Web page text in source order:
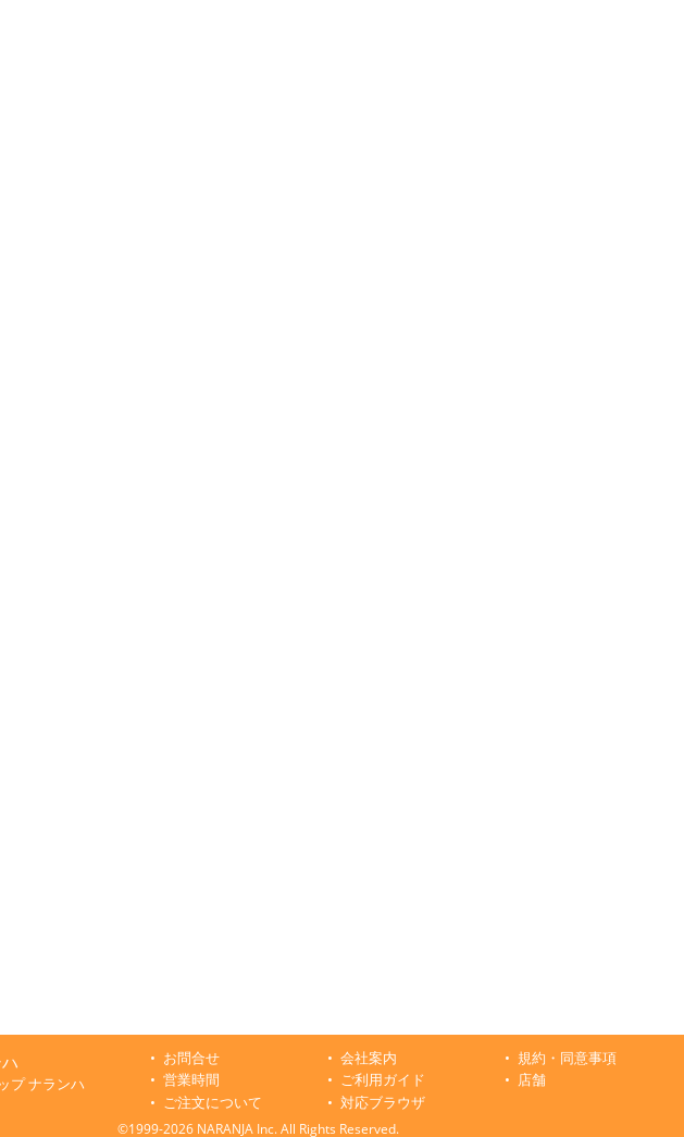
プ ナランハ
お問合せ 会社案内
規約・同意事項
営業時間
ご利用ガイド
店舗
ご注文について
対応ブラウザ
©1999-2026 NARANJA Inc. All Rights Reserved.